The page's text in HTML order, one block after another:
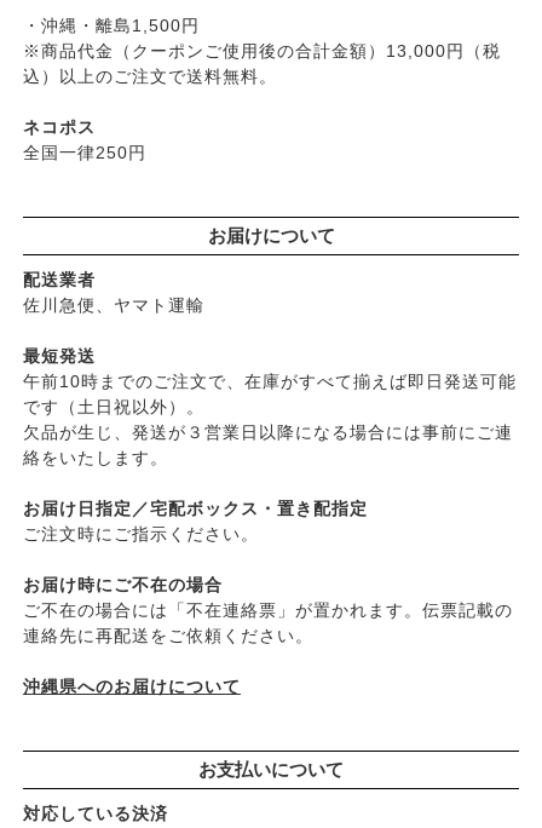
├無添加シャンプー
├無添加コンディショナーなど
├石鹸シャンプー・リンス
├界面活性剤不使用シャンプー
├メイク
├クレンジンク
├ファンデーション
├肌質・お悩み別スキンケア
├乾燥肌・敏感
├ オイリー肌
├
毛穴の黒ずみ・角質・開き
├シミ・くすみ
├エイジングケア
└お悩み・目的別ヘアケア
├頭皮のフケ・かゆみ・臭い
└ダメージ
├ハーブ研究所（山澤清）
├パルセイユ（ボンヌプランツ）
├
ぺカルト
├ベビーマーク（シェルミラック）
├ロゴナ
├ビオカ
├マルカワ味噌
├ムソー
├渡部信一さんの無農薬豆
├がんこ本舗
├ナチュラムーン
└竹おやじ末廣さんの竹炭ミネラル
・沖縄・離島1,500円
※商品代金（クーポンご使用後の合計金額）13,000円（税
込）以上のご注文で送料無料。
ネコポス
全国一律250円
お届けについて
配送業者
佐川急便、ヤマト運輸
最短発送
午前10時までのご注文で、在庫がすべて揃えば即日発送可能
です（土日祝以外）。
欠品が生じ、発送が３営業日以降になる場合には事前にご連
絡をいたします。
お届け日指定／宅配ボックス・置き配指定
ご注文時にご指示ください。
お届け時にご不在の場合
ご不在の場合には「不在連絡票」が置かれます。伝票記載の
連絡先に再配送をご依頼ください。
沖縄県へのお届けについて
お支払いについて
対応している決済